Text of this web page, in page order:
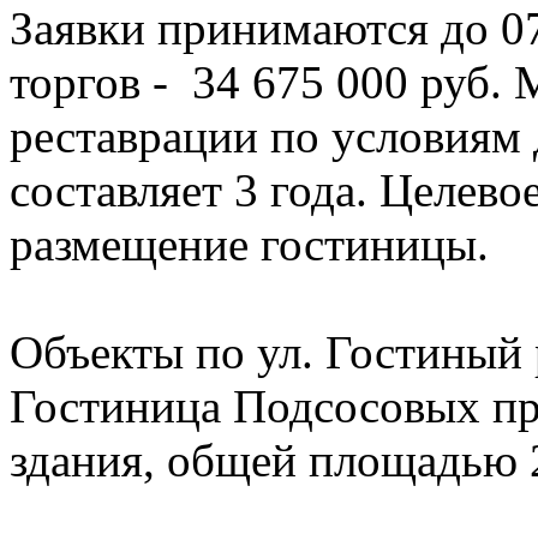
Заявки принимаются до
торгов - 34 675 000 руб.
реставрации по
составляет 3 года.
размещение гостиницы.
Объекты по ул. Гостиный
Гостиница Подсосовых
здания, общей площадью